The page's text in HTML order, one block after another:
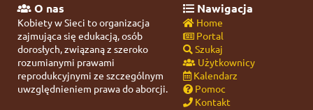
O nas
Kobiety w Sieci to organizacja
zajmująca się edukacją, osób
dorosłych, związaną z szeroko
rozumianymi prawami
reprodukcyjnymi ze szczególnym
uwzględnieniem prawa do aborcji.
Nawigacja
Home
Portal
Szukaj
Użytkownicy
Kalendarz
Pomoc
Kontakt